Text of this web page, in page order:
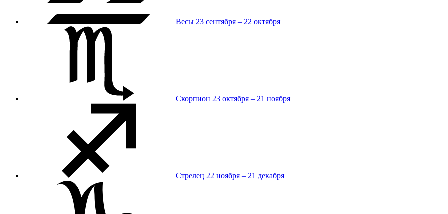
Весы 23 сентября – 22 октября
Скорпион 23 октября – 21 ноября
Стрелец 22 ноября – 21 декабря